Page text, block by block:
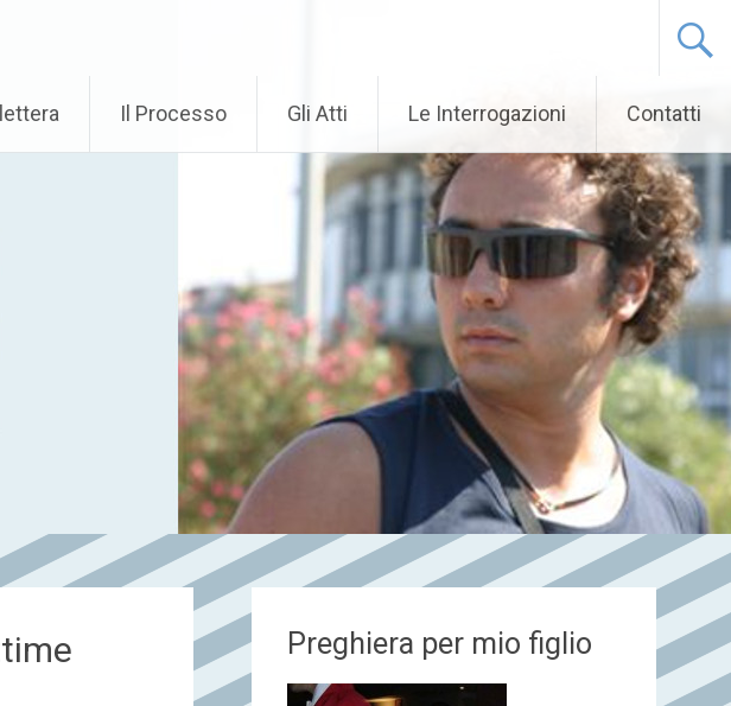
Il Processo Gli Atti Le Interrogazioni Contatti
Preghiera per mio figlio